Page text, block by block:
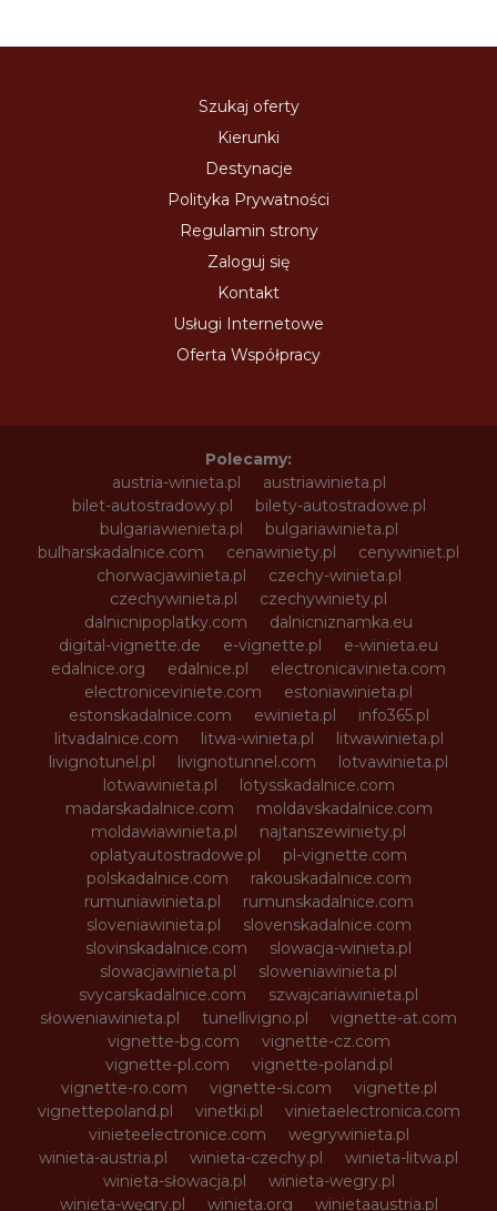
Szukaj oferty
Kierunki
Destynacje
Polityka Prywatności
Regulamin strony
Zaloguj się
Kontakt
Usługi Internetowe
Oferta Współpracy
Polecamy:
austria-winieta.pl
austriawinieta.pl
bilet-autostradowy.pl
bilety-autostradowe.pl
bulgariawienieta.pl
bulgariawinieta.pl
bulharskadalnice.com
cenawiniety.pl
cenywiniet.pl
chorwacjawinieta.pl
czechy-winieta.pl
czechywinieta.pl
czechywiniety.pl
dalnicnipoplatky.com
dalnicniznamka.eu
digital-vignette.de
e-vignette.pl
e-winieta.eu
edalnice.org
edalnice.pl
electronicavinieta.com
electroniceviniete.com
estoniawinieta.pl
estonskadalnice.com
ewinieta.pl
info365.pl
litvadalnice.com
litwa-winieta.pl
litwawinieta.pl
livignotunel.pl
livignotunnel.com
lotvawinieta.pl
lotwawinieta.pl
lotysskadalnice.com
madarskadalnice.com
moldavskadalnice.com
moldawiawinieta.pl
najtanszewiniety.pl
oplatyautostradowe.pl
pl-vignette.com
polskadalnice.com
rakouskadalnice.com
rumuniawinieta.pl
rumunskadalnice.com
sloveniawinieta.pl
slovenskadalnice.com
slovinskadalnice.com
slowacja-winieta.pl
slowacjawinieta.pl
sloweniawinieta.pl
svycarskadalnice.com
szwajcariawinieta.pl
słoweniawinieta.pl
tunellivigno.pl
vignette-at.com
vignette-bg.com
vignette-cz.com
vignette-pl.com
vignette-poland.pl
vignette-ro.com
vignette-si.com
vignette.pl
vignettepoland.pl
vinetki.pl
vinietaelectronica.com
vinieteelectronice.com
wegrywinieta.pl
winieta-austria.pl
winieta-czechy.pl
winieta-litwa.pl
winieta-słowacja.pl
winieta-wegry.pl
winieta-węgry.pl
winieta.org winietaaustria.pl